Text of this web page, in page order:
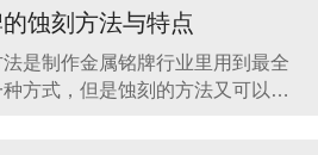
塑性的本质特征，往往是通过金
料部件类似的应用程序使用金属
往在体重较低，具有较高的耐腐
是在
蚀刻方法与特点
是制作金属铭牌行业里用到最全
方式，但是蚀刻的方法又可以分